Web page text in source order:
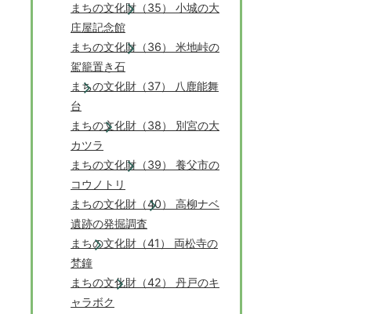
まちの文化財（35） 小城の大
庄屋記念館
まちの文化財（36） 米地峠の
駕籠置き石
まちの文化財（37） 八鹿能舞
台
まちの文化財（38） 別宮の大
カツラ
まちの文化財（39） 養父市の
コウノトリ
まちの文化財（40） 高柳ナベ
遺跡の発掘調査
まちの文化財（41） 両松寺の
梵鐘
まちの文化財（42） 丹戸のキ
ャラボク